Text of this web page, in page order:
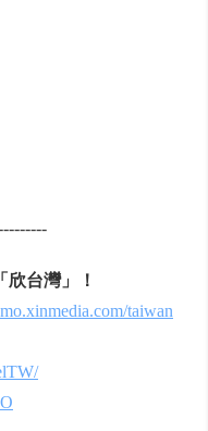
台灣」！
taiwan